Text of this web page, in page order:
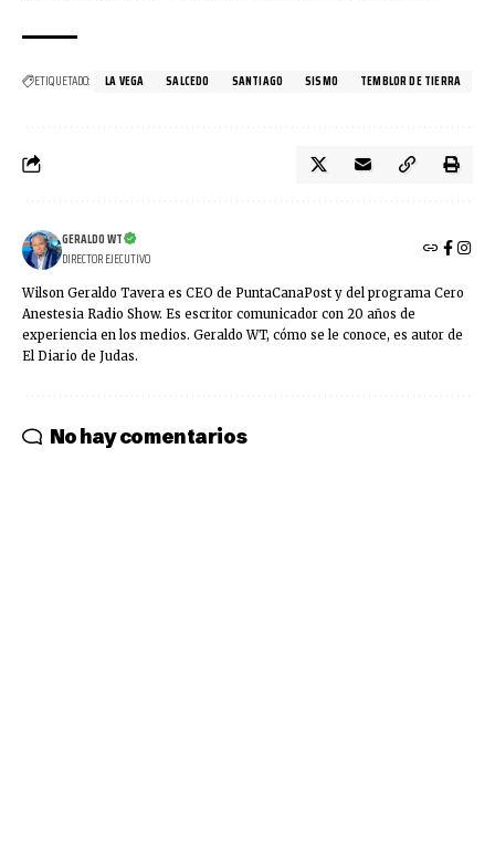
ETIQUETADO: LA VEGA SALCEDO SANTIAGO SISMO TEMBLOR DE TIERRA
GERALDO WT
DIRECTOR EJECUTIVO
Wilson Geraldo Tavera es CEO de PuntaCanaPost y del programa Cero
Anestesia Radio Show. Es escritor comunicador con 20 años de
experiencia en los medios. Geraldo WT, cómo se le conoce, es autor de
El Diario de Judas.
No hay comentarios